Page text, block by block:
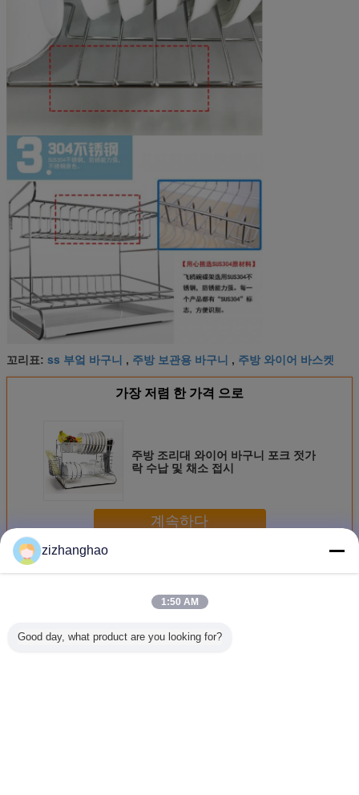
꼬리표: ss 부엌 바구니 , 주방 보관용 바구니 , 주방 와이어 바스켓
가장 저렴 한 가격 으로
주방 조리대 와이어 바구니 포크 젓가
락 수납 및 채소 접시
계속하다
더 많은 것
zizhanghao
1:50 AM
Good day, what product are you looking for?